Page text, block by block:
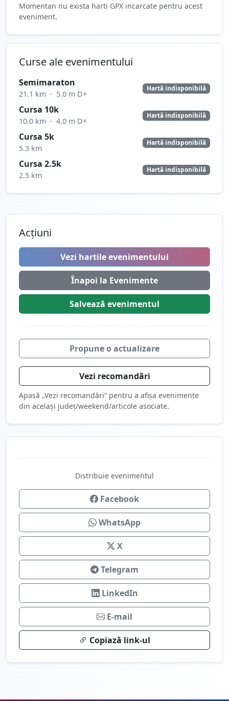
Momentan nu exista harti GPX incarcate pentru acest
eveniment.
Curse ale evenimentului
Semimaraton
21.1 km · 5.0 m D+
Hartă indisponibilă
Cursa 10k
10.0 km · 4.0 m D+
Hartă indisponibilă
Cursa 5k
5.3 km
Hartă indisponibilă
Cursa 2.5k
2.5 km
Hartă indisponibilă
Acțiuni
Vezi hartile evenimentului
Înapoi la Evenimente
Salvează evenimentul
Propune o actualizare
Vezi recomandări
Apasă „Vezi recomandări” pentru a afișa evenimente
din același județ/weekend/articole asociate.
Distribuie evenimentul
Facebook
WhatsApp
X
Telegram
LinkedIn
E-mail
Copiază link-ul